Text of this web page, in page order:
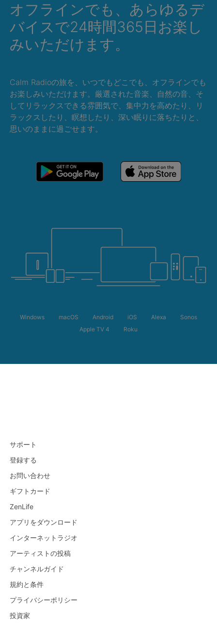
オフラインでも、あらゆるデ
バイスで24時間365日お楽し
みいただけます。
Calm Radioの旅を、いつでもどこでも、オフラインでも
お楽しみいただけます。厳選された音楽、自然の音、そ
してリラックスできる雰囲気で、集中力を高めたり、リ
ラックスしたり、瞑想したり、深い眠りに落ちたりと、
思いのままに過ごせます。
Windows macOS Android iOS Alexa
Sonos
Apple TV 4
Roku
サポート
登録する
お問い合わせ
ギフトカード
ZenLife
アプリをダウンロード
インターネットラジオ
アーティストの投稿
チャンネルガイド
規約と条件
プライバシーポリシー
投資家